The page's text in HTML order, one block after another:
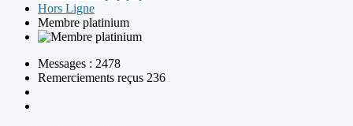
Hors Ligne
Membre platinium
Messages : 2478
Remerciements reçus 236